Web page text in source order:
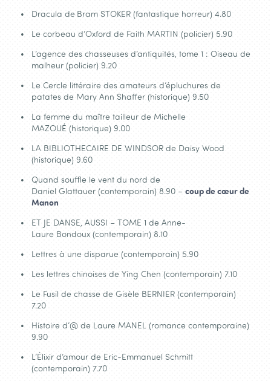
Dracula de Bram STOKER (fantastique horreur) 4.80
Le corbeau d’Oxford de Faith MARTIN (policier) 5.90
L’agence des chasseuses d’antiquités, tome 1 : Oiseau de
malheur (policier) 9.20
Le Cercle littéraire des amateurs d’épluchures de
patates de Mary Ann Shaffer (historique) 9.50
La femme du maître tailleur de Michelle
MAZOUÉ (historique) 9.00
LA BIBLIOTHECAIRE DE WINDSOR de Daisy Wood
(historique) 9.60
Quand souffle le vent du nord de
Daniel Glattauer (contemporain) 8.90 – coup de cœur de
Manon
ET JE DANSE, AUSSI – TOME 1 de Anne-
Laure Bondoux (contemporain) 8.10
Lettres à une disparue (contemporain) 5.90
Les lettres chinoises de Ying Chen (contemporain) 7.10
Le Fusil de chasse de Gisèle BERNIER (contemporain)
7.20
Histoire d’@ de Laure MANEL (romance contemporaine)
9.90
L’Élixir d’amour de Eric-Emmanuel Schmitt
(contemporain) 7.70